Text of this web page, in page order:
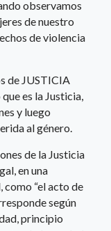
observamos
de nuestro
de violencia
de JUSTICIA
es la Justicia,
y luego
al género.
de la Justicia
en una
“el acto de
según
principio